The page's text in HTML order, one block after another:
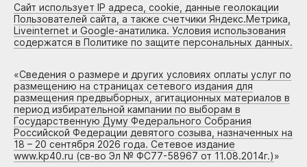
Сайт использует IP адреса, cookie, данные геолокации
Пользователей сайта, а также счетчики Яндекс.Метрика,
Liveinternet и Google-анатилика. Условия использования
содержатся в Политике по защите персональных данных.
«Сведения о размере и других условиях оплаты услуг по
размещению на страницах сетевого издания для
размещения предвыборных, агитационных материалов в
период избирательной кампании по выборам в
Государственную Думу Федерального Собрания
Российской Федерации девятого созыва, назначенных на
18 – 20 сентября 2026 года. Сетевое издание
www.kp40.ru (св-во Эл № ФС77-58967 от 11.08.2014г.)»